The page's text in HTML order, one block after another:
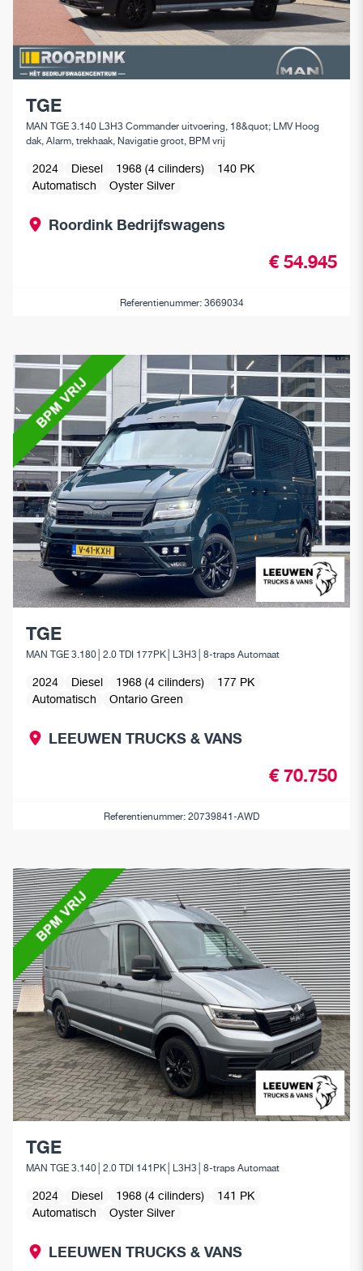
TGE
MAN TGE 3.140 L3H3 Commander uitvoering, 18&quot; LMV Hoog
dak, Alarm, trekhaak, Navigatie groot, BPM vrij
2024 Diesel 1968 (4 cilinders)
140 PK
Automatisch
Oyster Silver
Roordink Bedrijfswagens
€ 54.945
Referentienummer: 3669034
TGE
MAN TGE 3.180│2.0 TDI 177PK│L3H3│8-traps Automaat
2024 Diesel 1968 (4 cilinders)
177 PK
Automatisch
Ontario Green
LEEUWEN TRUCKS & VANS
€ 70.750
Referentienummer: 20739841-AWD
TGE
MAN TGE 3.140│2.0 TDI 141PK│L3H3│8-traps Automaat
2024 Diesel 1968 (4 cilinders)
141 PK
Automatisch
Oyster Silver
LEEUWEN TRUCKS & VANS